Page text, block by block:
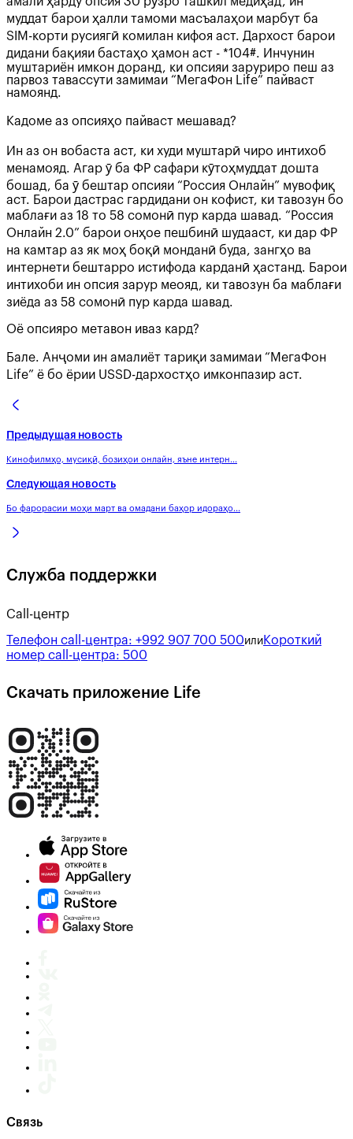
муддат барои ҳалли тамоми масъалаҳои марбут ба
SIM-корти русиягӣ комилан кифоя аст. Дархост барои
дидани бақияи бастаҳо ҳамон аст - *104#. Инчунин
муштариён имкон доранд, ки опсияи заруриро пеш аз
парвоз тавассути замимаи “МегаФон Life” пайваст
намоянд.
Кадоме аз опсияҳо пайваст мешавад?
Ин аз он вобаста аст, ки худи муштарӣ чиро интихоб
менамояд. Агар ӯ ба ФР сафари кӯтоҳмуддат дошта
бошад, ба ӯ бештар опсияи “Россия Онлайн” мувофиқ
аст. Барои дастрас гардидани он кофист, ки тавозун бо
маблағи аз 18 то 58 сомонӣ пур карда шавад. “Россия
Онлайн 2.0” барои онҳое пешбинӣ шудааст, ки дар ФР
на камтар аз як моҳ боқӣ монданӣ буда, зангҳо ва
интернети бештарро истифода карданӣ ҳастанд. Барои
интихоби ин опсия зарур меояд, ки тавозун ба маблағи
зиёда аз 58 сомонӣ пур карда шавад.
Оё опсияро метавон иваз кард?
Бале. Анҷоми ин амалиёт тариқи замимаи “МегаФон
Life” ё бо ёрии USSD-дархостҳо имконпазир аст.
Предыдущая новость
Кинофилмҳо, мусиқӣ, бозиҳои онлайн, яъне интерн...
Следующая новость
Бо фарорасии моҳи март ва омадани баҳор идораҳо...
Служба поддержки
Call-центр
Телефон call-центра: +992 907 700 500или Короткий
номер call-центра: 500
Скачать приложение Life
Связь